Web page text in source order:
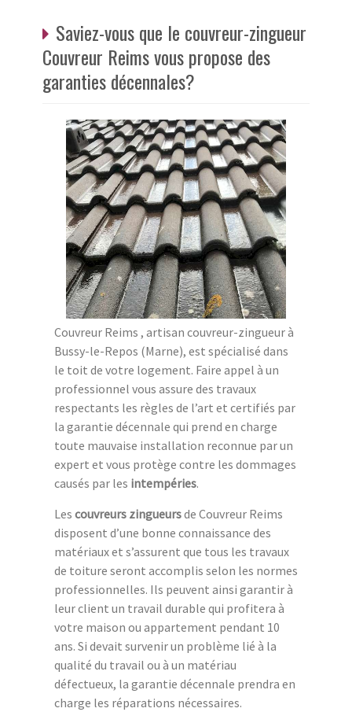
Saviez-vous que le couvreur-zingueur
Couvreur Reims vous propose des
garanties décennales?
Couvreur Reims , artisan couvreur-zingueur à
Bussy-le-Repos (Marne), est spécialisé dans
le toit de votre logement. Faire appel à un
professionnel vous assure des travaux
respectants les règles de l’art et certifiés par
la garantie décennale qui prend en charge
toute mauvaise installation reconnue par un
expert et vous protège contre les dommages
causés par les intempéries.
Les couvreurs zingueursde Couvreur Reims
disposent d’une bonne connaissance des
matériaux et s’assurent que tous les travaux
de toiture seront accomplis selon les normes
professionnelles. Ils peuvent ainsi garantir à
leur client un travail durable qui profitera à
votre maison ou appartement pendant 10
ans. Si devait survenir un problème lié à la
qualité du travail ou à un matériau
défectueux, la garantie décennale prendra en
charge les réparations nécessaires.